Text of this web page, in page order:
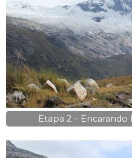
Etapa 2 –